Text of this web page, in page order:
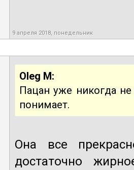
9 апреля 2018, понедельник
Oleg M:
Пацан уже никогда
понимает.
Она все
достаточно